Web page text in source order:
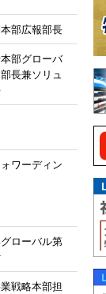
部広報部長
部グローバ
長兼ソリュ
ワーディン
ローバル第
戦略本部担